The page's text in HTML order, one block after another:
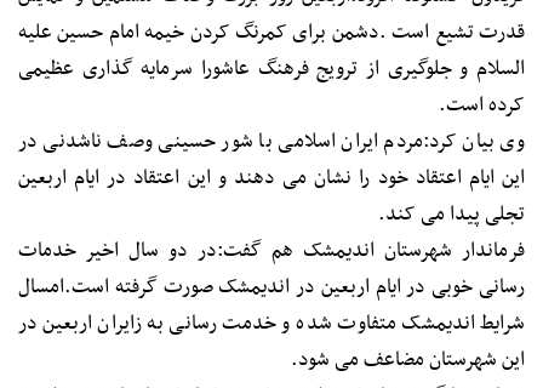
قدرت تشیع است .دشمن برای کمرنگ کردن خیمه امام حسین علیه
السلام و جلوگیری از ترویج فرهنگ عاشورا سرمایه گذاری عظیمی
کرده است.
وی بیان کرد:مردم ایران اسلامی با شور حسینی وصف ناشدنی در
این ایام اعتقاد خود را نشان می دهند و این اعتقاد در ایام اربعین
تجلی پیدا می کند.
فرماندار شهرستان اندیمشک هم گفت:در دو سال اخیر خدمات
رسانی خوبی در ایام اربعین در اندیمشک صورت گرفته است.امسال
شرایط اندیمشک متفاوت شده و خدمت رسانی به زایران اربعین در
این شهرستان مضاعف می شود.